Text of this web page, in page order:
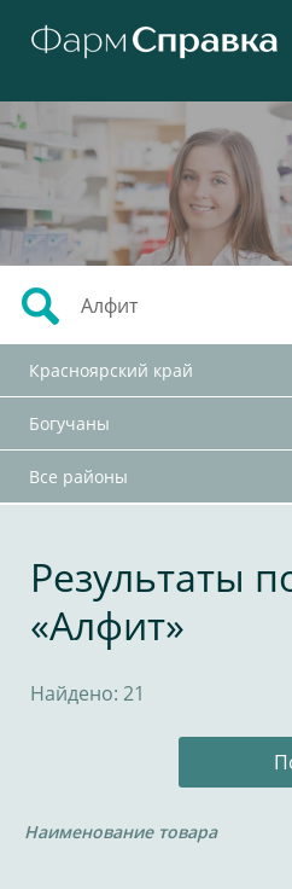
Красноярский край
Богучаны
Все районы
Результаты
«Алфит»
Найдено: 21
Наименование товара